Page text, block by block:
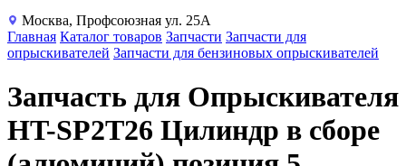
Москва, Профсоюзная ул. 25А
Главная Каталог товаров Запчасти Запчасти для
опрыскивателей Запчасти для бензиновых опрыскивателей
Запчасть для Опрыскивателя
HT-SP2T26 Цилиндр в сборе